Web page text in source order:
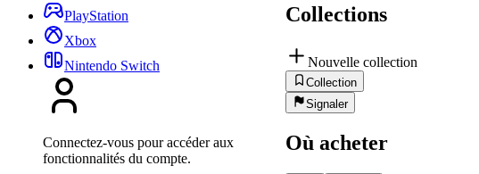
PlayStation
Xbox
Nintendo Switch
Connectez-vous pour accéder aux
fonctionnalités du compte.
Collections
Nouvelle collection
Collection
Signaler
Où acheter